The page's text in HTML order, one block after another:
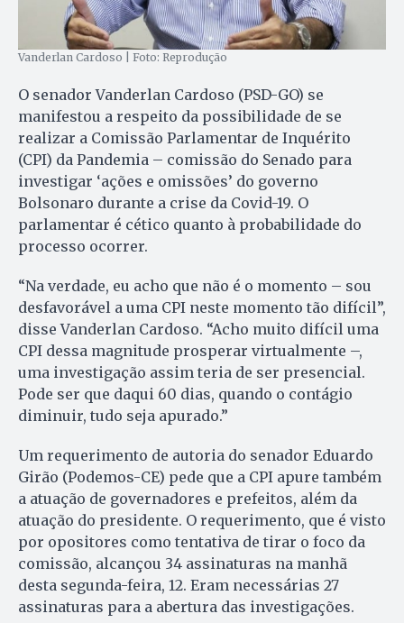
Vanderlan Cardoso | Foto: Reprodução
O senador Vanderlan Cardoso (PSD-GO) se
manifestou a respeito da possibilidade de se
realizar a Comissão Parlamentar de Inquérito
(CPI) da Pandemia – comissão do Senado para
investigar ‘ações e omissões’ do governo
Bolsonaro durante a crise da Covid-19. O
parlamentar é cético quanto à probabilidade do
processo ocorrer.
“Na verdade, eu acho que não é o momento – sou
desfavorável a uma CPI neste momento tão difícil”,
disse Vanderlan Cardoso. “Acho muito difícil uma
CPI dessa magnitude prosperar virtualmente –,
uma investigação assim teria de ser presencial.
Pode ser que daqui 60 dias, quando o contágio
diminuir, tudo seja apurado.”
Um requerimento de autoria do senador Eduardo
Girão (Podemos-CE) pede que a CPI apure também
a atuação de governadores e prefeitos, além da
atuação do presidente. O requerimento, que é visto
por opositores como tentativa de tirar o foco da
comissão, alcançou 34 assinaturas na manhã
desta segunda-feira, 12. Eram necessárias 27
assinaturas para a abertura das investigações.